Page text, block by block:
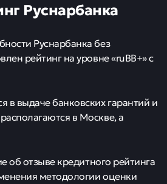
Руснарбанка
Руснарбанка без
рейтинг на уровне «ruBB+» с
выдаче банковских гарантий и
в Москве, а
об отзыве кредитного рейтинга
методологии оценки